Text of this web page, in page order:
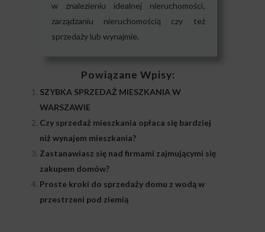
w znalezieniu idealnej nieruchomości,
zarządzaniu nieruchomością czy też
sprzedaży lub wynajmie.
Powiązane Wpisy:
SZYBKA SPRZEDAŻ MIESZKANIA W
WARSZAWIE
Czy sprzedaż mieszkania opłaca się bardziej
niż wynajem mieszkania?
Zastanawiasz się nad firmami zajmującymi się
zakupem domów?
Proste kroki do sprzedaży domu z wodą w
przestrzeni pod ziemią